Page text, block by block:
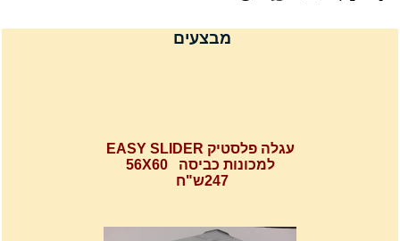
מבצעים
למכונות כביסה 56X60
247ש"ח